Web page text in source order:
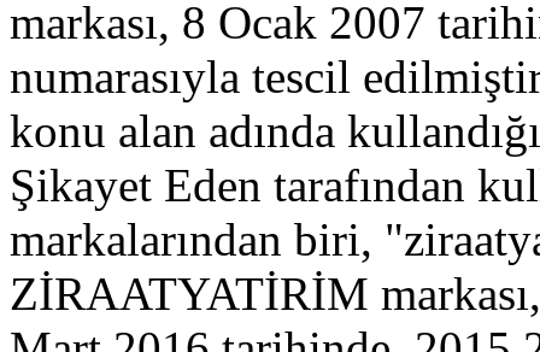
markası, 8 Ocak 2007
numarasıyla tescil
konu alan adında
Şikayet Eden tarafından
markalarından biri,
ZİRAATYATİRİM